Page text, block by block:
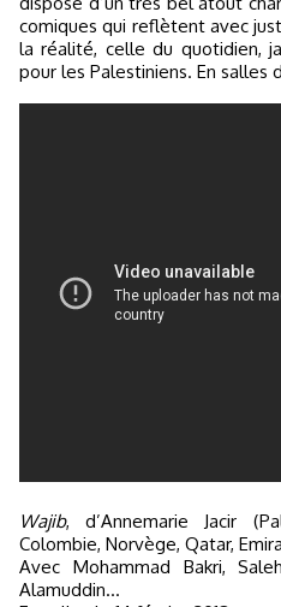
comiques qui reflètent avec
la réalité, celle du quotidien,
pour les Palestiniens. En salles
Wajib, d’Annemarie Jacir
Colombie, Norvège, Qatar,
Avec Mohammad Bakri,
Alamuddin…